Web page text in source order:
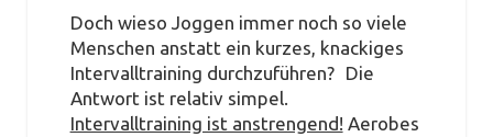
Doch wieso Joggen immer noch so viele
Menschen anstatt ein kurzes, knackiges
Intervalltraining durchzuführen? Die
Antwort ist relativ simpel.
Intervalltraining ist anstrengend! Aerobes